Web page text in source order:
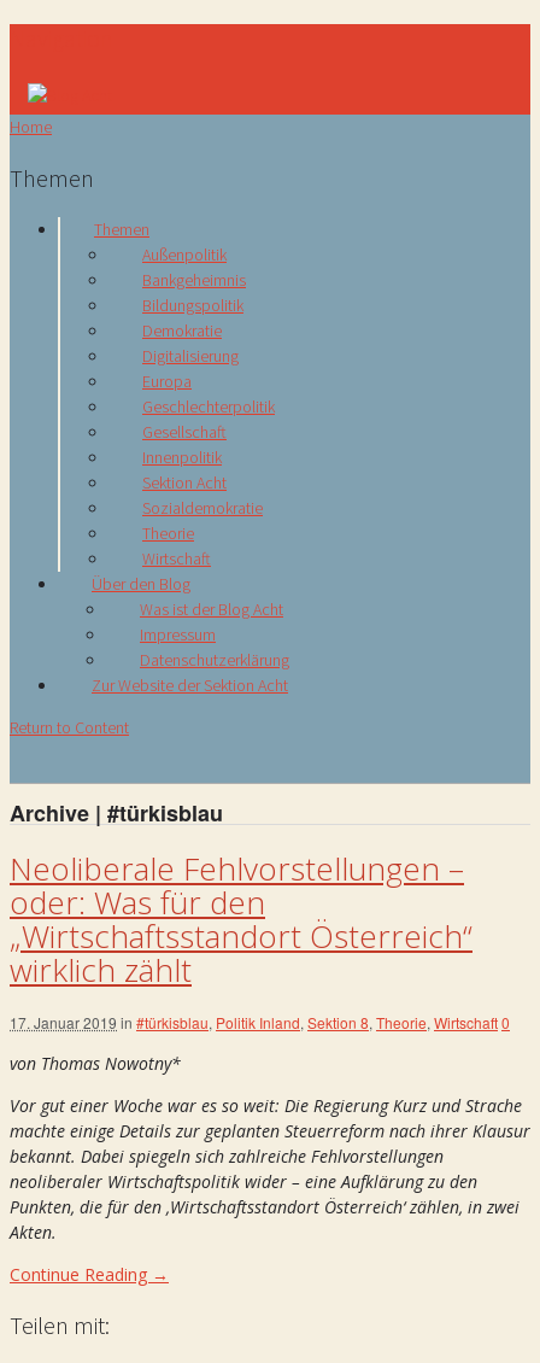
Home
Themen
Themen
Außenpolitik
Bankgeheimnis
Bildungspolitik
Demokratie
Digitalisierung
Europa
Geschlechterpolitik
Gesellschaft
Innenpolitik
Sektion Acht
Sozialdemokratie
Theorie
Wirtschaft
Über den Blog
Was ist der Blog Acht
Impressum
Datenschutzerklärung
Zur Website der Sektion Acht
Return to Content
Archive | #türkisblau
Neoliberale Fehlvorstellungen –
oder: Was für den
„Wirtschaftsstandort Österreich“
wirklich zählt
17. Januar 2019 in #türkisblau, Politik Inland, Sektion 8, Theorie, Wirtschaft0
von Thomas Nowotny*
Vor gut einer Woche war es so weit: Die Regierung Kurz und Strache
machte einige Details zur geplanten Steuerreform nach ihrer Klausur
bekannt. Dabei spiegeln sich zahlreiche Fehlvorstellungen
neoliberaler Wirtschaftspolitik wider – eine Aufklärung zu den
Punkten, die für den ‚Wirtschaftsstandort Österreich‘ zählen, in zwei
Akten.
Continue Reading →
Teilen mit: